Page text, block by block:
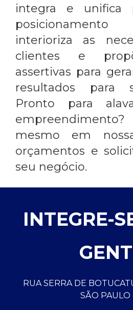
integra e unifica
interioriza as
clientes e
assertivas para
resultados para
Pronto para
mesmo em
orçamentos e
seu negócio.
INTEGRE-
RUA SERRA DE
SÃO PAULO